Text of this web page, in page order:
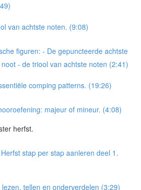
van achtste noten. (9:08)
figuren: - De gepuncteerde achtste
- de triool van achtste noten (2:41)
comping patterns. (19:26)
majeur of mineur. (4:08)
herfst.
stap per stap aanleren deel 1.
tellen en onderverdelen (3:29)